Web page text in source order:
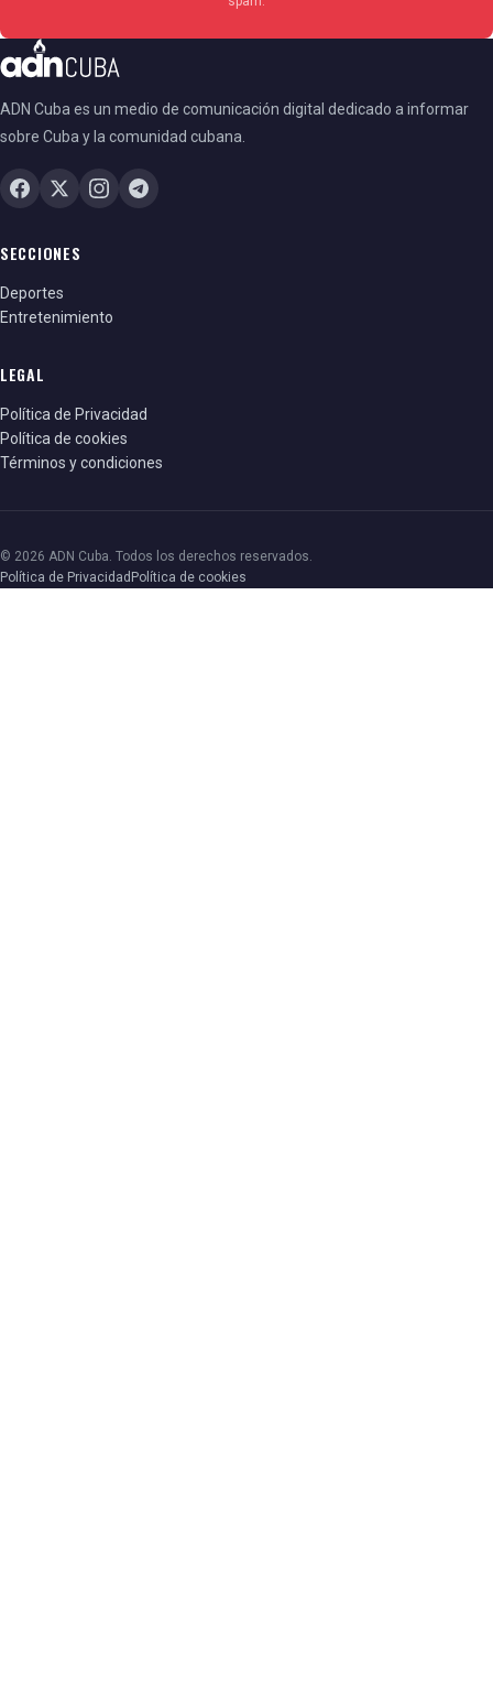
ADN Cuba es un medio de comunicación digital dedicado a informar
sobre Cuba y la comunidad cubana.
SECCIONES
Deportes
Entretenimiento
LEGAL
Política de Privacidad
Política de cookies
Términos y condiciones
© 2026 ADN Cuba. Todos los derechos reservados.
Política de Privacidad Política de cookies